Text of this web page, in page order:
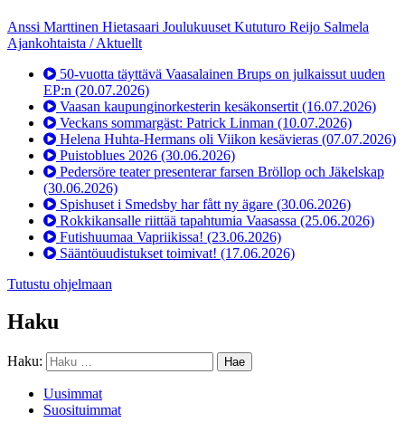
Anssi Marttinen Hietasaari Joulukuuset Kututuro Reijo Salmela
Ajankohtaista / Aktuellt
50-vuotta täyttävä Vaasalainen Brups on julkaissut uuden
EP:n (20.07.2026)
Vaasan kaupunginorkesterin kesäkonsertit (16.07.2026)
Veckans sommargäst: Patrick Linman (10.07.2026)
Helena Huhta-Hermans oli Viikon kesävieras (07.07.2026)
Puistoblues 2026 (30.06.2026)
Pedersöre teater presenterar farsen Bröllop och Jäkelskap
(30.06.2026)
Spishuset i Smedsby har fått ny ägare (30.06.2026)
Rokkikansalle riittää tapahtumia Vaasassa (25.06.2026)
Futishuumaa Vapriikissa! (23.06.2026)
Sääntöuudistukset toimivat! (17.06.2026)
Tutustu ohjelmaan
Haku
Haku:
Uusimmat
Suosituimmat